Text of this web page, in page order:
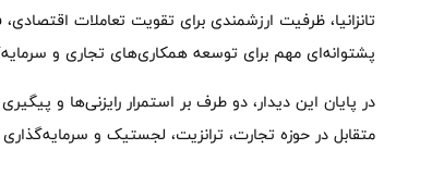
تانزانیا، ظرفیت ارزشمندی برای تقویت تعاملات
پشتوانه‌ای مهم برای توسعه همکاری‌های تجاری و
در پایان این دیدار، دو طرف بر استمرار رایزنی‌ها و
متقابل در حوزه تجارت، ترانزیت، لجستیک و